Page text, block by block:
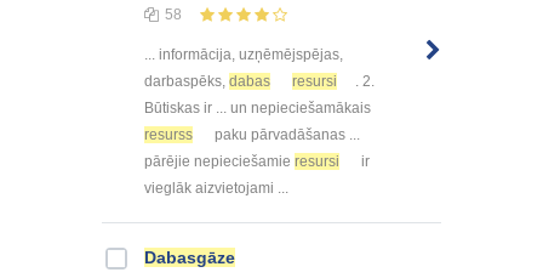
58
... informācija, uzņēmējspējas,
darbaspēks, dabas resursi
. 2.
Būtiskas ir ... un nepieciešamākais
resurss
paku pārvadāšanas ...
pārējie nepieciešamie resursi
ir
vieglāk aizvietojami ...
Dabasgāze